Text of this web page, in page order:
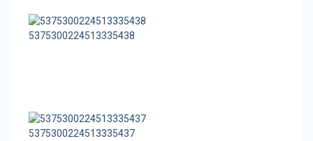
5375300224513335438
5375300224513335437